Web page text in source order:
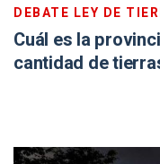
DEBATE LEY DE
Cuál es la
cantidad de